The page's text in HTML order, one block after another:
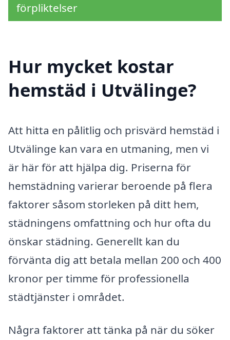
förpliktelser
Hur mycket kostar
hemstäd i Utvälinge?
Att hitta en pålitlig och prisvärd hemstäd i
Utvälinge kan vara en utmaning, men vi
är här för att hjälpa dig. Priserna för
hemstädning varierar beroende på flera
faktorer såsom storleken på ditt hem,
städningens omfattning och hur ofta du
önskar städning. Generellt kan du
förvänta dig att betala mellan 200 och 400
kronor per timme för professionella
städtjänster i området.
Några faktorer att tänka på när du söker